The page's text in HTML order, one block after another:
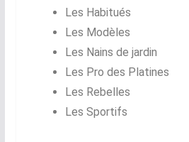
Les Habitués
Les Modèles
Les Nains de jardin
Les Pro des Platines
Les Rebelles
Les Sportifs